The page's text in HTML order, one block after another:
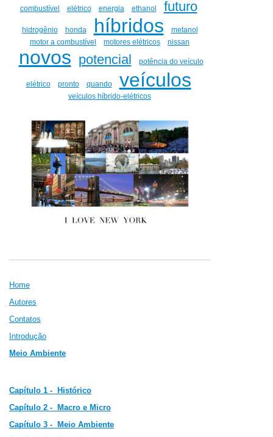
combustível elétrico energia ethanol futuro
hidrogênio honda híbridos
metanol
motor a combustível
motores elétricos nissan
novos potencial potência do veículo
elétrico pronto quando veículos
veículos híbrido-elétricos
Home
Autores
Contatos
Introdução
Meio Ambiente
Capítulo 1 - Histórico
Capítulo 2 -
Macro e Micro
Capítulo 3 -
Meio Ambiente